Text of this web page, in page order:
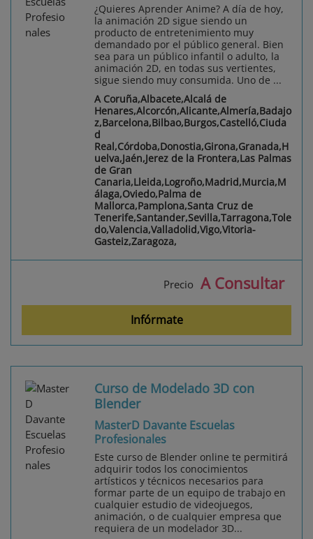
¿Quieres Aprender Anime? A día de hoy,
la animación 2D sigue siendo un
producto de entretenimiento muy
demandado por el público general. Bien
sea para un público infantil o adulto, la
animación 2D, en todas sus vertientes,
sigue siendo muy consumida. Uno de ...
A Coruña,Albacete,Alcalá de
Henares,Alcorcón,Alicante,Almería,Badajo
z,Barcelona,Bilbao,Burgos,Castelló,Ciuda
d
Real,Córdoba,Donostia,Girona,Granada,H
uelva,Jaén,Jerez de la Frontera,Las Palmas
de Gran
Canaria,Lleida,Logroño,Madrid,Murcia,M
álaga,Oviedo,Palma de
Mallorca,Pamplona,Santa Cruz de
Tenerife,Santander,Sevilla,Tarragona,Tole
do,Valencia,Valladolid,Vigo,Vitoria-
Gasteiz,Zaragoza,
Precio A Consultar
Infórmate
Curso de Modelado 3D con
Blender
MasterD Davante Escuelas
Profesionales
Este curso de Blender online te permitirá
adquirir todos los conocimientos
artísticos y técnicos necesarios para
formar parte de un equipo de trabajo en
cualquier estudio de videojuegos,
animación, o de cualquier empresa que
requiera de un modelador 3D...